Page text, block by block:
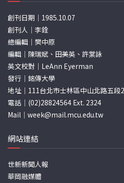
創刊日期｜1985.10.07
創刊人｜李銓
總編輯｜樊中原
編輯｜陳瑞斌、田美英、許棠詠
英文校對｜LeAnn Eyerman
發行｜銘傳大學
地址｜111台北市士林區中山北路五段
電話｜(02)28824564 Ext. 2324
Mail｜ week@mail.mcu.edu.tw
網站連結
世新新聞人報
華岡融媒體